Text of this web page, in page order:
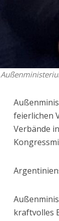
feierlichen
Verbände
kraftvolles